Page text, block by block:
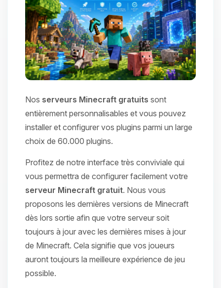
Nos serveurs Minecraft gratuits sont
entièrement personnalisables et vous pouvez
installer et configurer vos plugins parmi un large
choix de 60.000 plugins.
Profitez de notre interface très conviviale qui
vous permettra de configurer facilement votre
serveur Minecraft gratuit. Nous vous
proposons les dernières versions de Minecraft
dès lors sortie afin que votre serveur soit
toujours à jour avec les dernières mises à jour
de Minecraft. Cela signifie que vos joueurs
auront toujours la meilleure expérience de jeu
possible.